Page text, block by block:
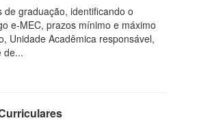
de graduação, identificando o
e-MEC, prazos mínimo e máximo
Unidade Acadêmica responsável,
de...